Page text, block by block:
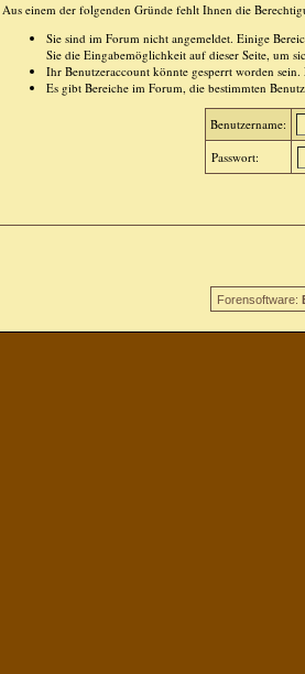
Aus einem der folgenden Gründe fehlt Ihnen die
Sie sind im Forum nicht angemeldet. Einige
Sie die Eingabemöglichkeit auf dieser Seite, um
Ihr Benutzeraccount könnte gesperrt worden
Es gibt Bereiche im Forum, die bestimmten
Benutzername:
Passwort:
Forensoftware: